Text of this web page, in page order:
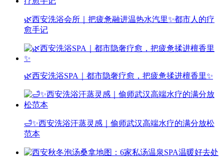
🌿西安洗浴会所｜把疲惫融进温热水汽里✨都市人的疗
愈手记
🌿西安洗浴SPA｜都市隐奢疗愈，把疲惫揉进檀香里✨
🛁✨西安洗浴汗蒸灵感｜偷师武汉高端水疗的满分放松
范本